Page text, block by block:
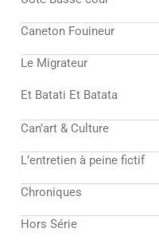
Caneton Fouineur
Le Migrateur
Et Batati Et Batata
Can’art & Culture
L’entretien à peine fictif
Chroniques
Hors Série